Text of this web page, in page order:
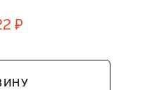
₽